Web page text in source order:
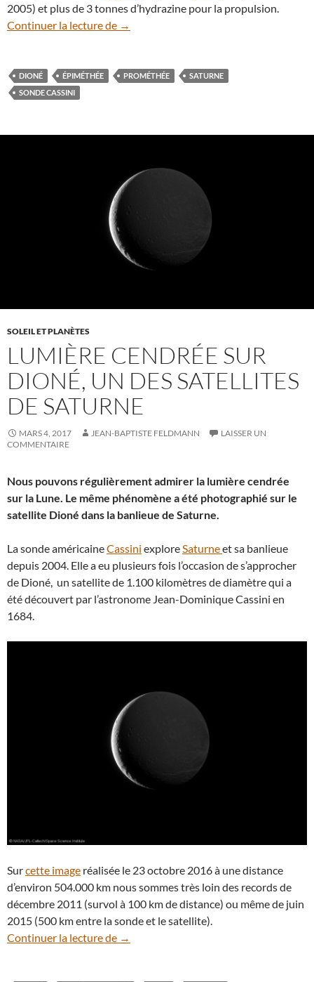
2005) et plus de 3 tonnes d’hydrazine pour la propulsion.
Continuer la lecture de Jeux de lunes entre les anneaux de la
→
DIONÉ ÉPIMÉTHÉE PROMÉTHÉE
SATURNE
SONDE CASSINI
SOLEIL ET PLANÈTES
LUMIÈRE CENDRÉE SUR
DIONÉ, UN DES SATELLITES
DE SATURNE
MARS 4, 2017 JEAN-BAPTISTE FELDMANN
LAISSER UN
COMMENTAIRE
Nous pouvons régulièrement admirer la lumière cendrée
sur la Lune. Le même phénomène a été photographié sur le
satellite Dioné dans la banlieue de Saturne.
La sonde américaineCassini exploreSaturneet sa banlieue
depuis 2004. Elle a eu plusieurs fois l’occasion de s’approcher
de Dioné, un satellite de 1.100 kilomètres de diamètre qui a
été découvert par l’astronome Jean-Dominique Cassini en
1684.
Surcette image réalisée le 23 octobre 2016 à une distance
d’environ 504.000 km nous sommes très loin des records de
décembre 2011 (survol à 100 km de distance) ou même de juin
2015 (500 km entre la sonde et le satellite).
Continuer la lecture de Lumière cendrée sur Dioné, un des
→